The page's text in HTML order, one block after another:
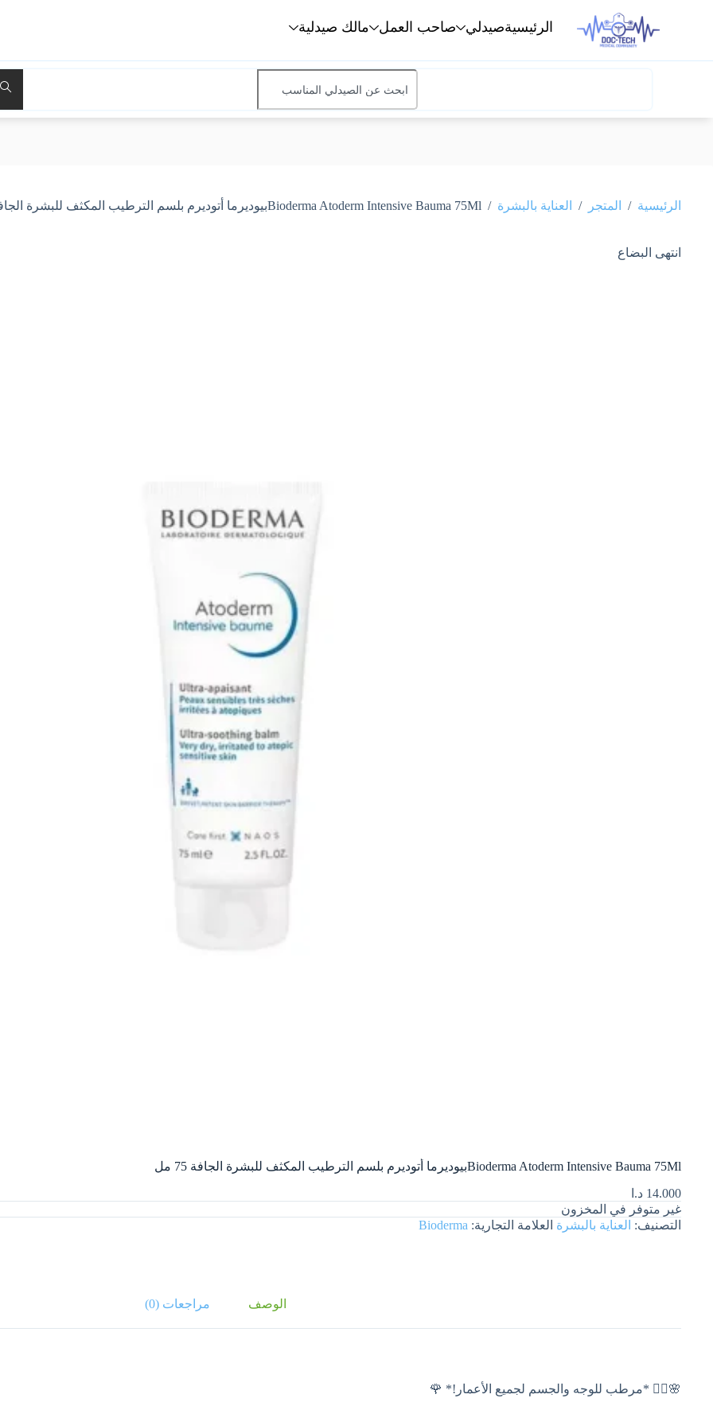
الرئيسيةصيدلي صاحب العمل مالك صيدلية
الرئيسية / المتجر / العناية بالبشرة / Bioderma Atoderm Intensive Bauma 75Mlبيوديرما أتوديرم بلسم الترطيب المكثف للبشرة الجافة 75 مل
انتهى البضاع
Bioderma Atoderm Intensive Bauma 75Mlبيوديرما أتوديرم بلسم الترطيب المكثف للبشرة الجافة 75 مل
14.000 د.ا
غير متوفر في المخزون
التصنيف: العناية بالبشرة العلامة التجارية: Bioderma
الوصف مراجعات (0)
🌸💆‍♀️ *مرطب للوجه والجسم لجميع الأعمار!* 🌹